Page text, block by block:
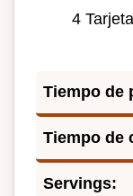
4
Tiempo de
Tiempo de
Servings: